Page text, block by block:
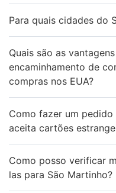
Para quais cidades do
Quais são as
encaminhamento de
compras nos EUA?
Como fazer um pedido
aceita cartões
Como posso verificar
las para São Martinho?